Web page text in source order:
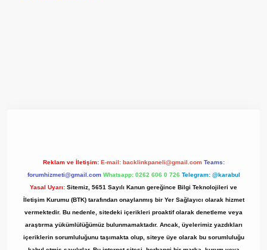
Reklam ve İletişim: E-mail: backlinkpaneli@gmail.com Teams:
forumhizmeti@gmail.com Whatsapp: 0262 606 0 726 Telegram: @karabul
Yasal Uyarı: Sitemiz, 5651 Sayılı Kanun gereğince Bilgi Teknolojileri ve
İletişim Kurumu (BTK) tarafından onaylanmış bir Yer Sağlayıcı olarak hizmet
vermektedir. Bu nedenle, sitedeki içerikleri proaktif olarak denetleme veya
araştırma yükümlülüğümüz bulunmamaktadır. Ancak, üyelerimiz yazdıkları
içeriklerin sorumluluğunu taşımakta olup, siteye üye olarak bu sorumluluğu